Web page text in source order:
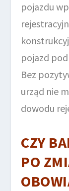
pojazdu
pojazd
Bez
urząd nie
dowodu
CZY
PO